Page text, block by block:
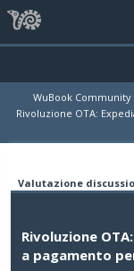
WuBook Community
Rivoluzione OTA:
Valutazione
Rivoluzione
a pagamento